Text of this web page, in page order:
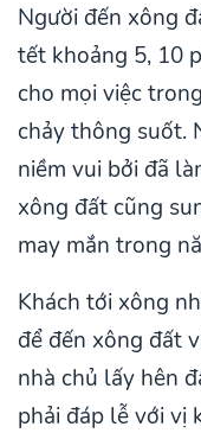
Người đến xông
tết khoảng 5, 10
cho mọi việc
chảy thông suốt.
niềm vui bởi đã
xông đất cũng
may mắn trong
Khách tới xông
để đến xông đất
nhà chủ lấy hên
phải đáp lễ với vị